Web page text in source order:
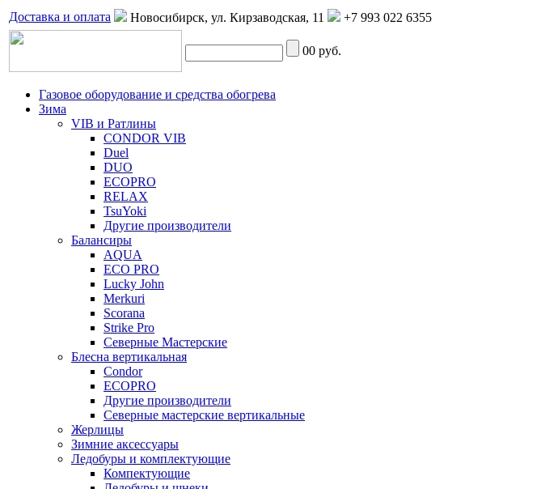
Доставка и оплата Новосибирск, ул. Кирзаводская, 11 +7 993 022 6355
00 руб.
Газовое оборудование и средства обогрева
Зима
VIB и Ратлины
CONDOR VIB
Duel
DUO
ECOPRO
RELAX
TsuYoki
Другие производители
Балансиры
AQUA
ECO PRO
Lucky John
Merkuri
Scorana
Strike Pro
Северные Мастерские
Блесна вертикальная
Condor
ECOPRO
Другие производители
Северные мастерские вертикальные
Жерлицы
Зимние аксессуары
Ледобуры и комплектующие
Компектующие